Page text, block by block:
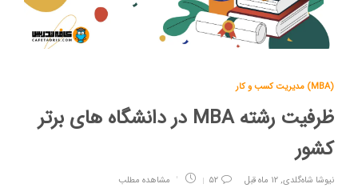
مدیریت کسب و کار (MBA)
ظرفیت رشته MBA در دانشگاه های برتر
کشور
نیوشا شاه‌گلدی,۱۲ ماه قبل ۵۲ مشاهده مطلب